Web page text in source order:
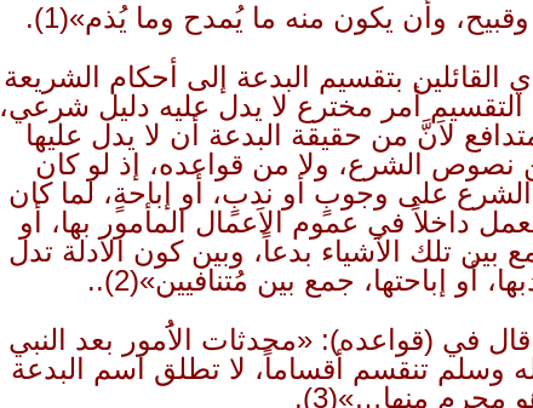
وأن يكون منه ما يُمدح وما يُذم»(1)
.
القائلين بتقسيم البدعة إلى أحكام الشريعة
أمر مخترع لا يدل عليه دليل شرعي،
لاَنَّ من حقيقة البدعة أن لا يدل عليها
نصوص الشرع، ولا من قواعده، إذ لو كان
على وجوبٍ أو ندبٍ، أو إباحةٍ، لما كان
داخلاً في عموم الاَعمال المأمور بها، أو
بين تلك الاَشياء بدعاً، وبين كون الاَدلة تدل
أو إباحتها، جمع بين مُتنافيين»(2)
..
قال في (قواعده): «محدثات الاَُمور بعد النبي
وسلم تنقسم أقساماً، لا تطلق اسم البدعة
محرم منها…»(3)
.